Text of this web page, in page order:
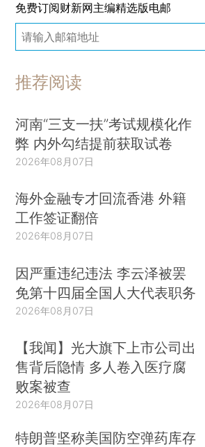
免费订阅财新网主编精选版电邮
推荐阅读
河南“三支一扶”考试规模化作
弊 内外勾结提前获取试卷
2026年08月07日
海外金融专才回流香港 外籍
工作签证翻倍
2026年08月07日
因严重违纪违法 李云泽被罢
免第十四届全国人大代表职务
2026年08月07日
【我闻】光大旗下上市公司出
售背后隐情 多人卷入医疗腐
败案被查
2026年08月07日
特朗普坚称美国防空弹药库存